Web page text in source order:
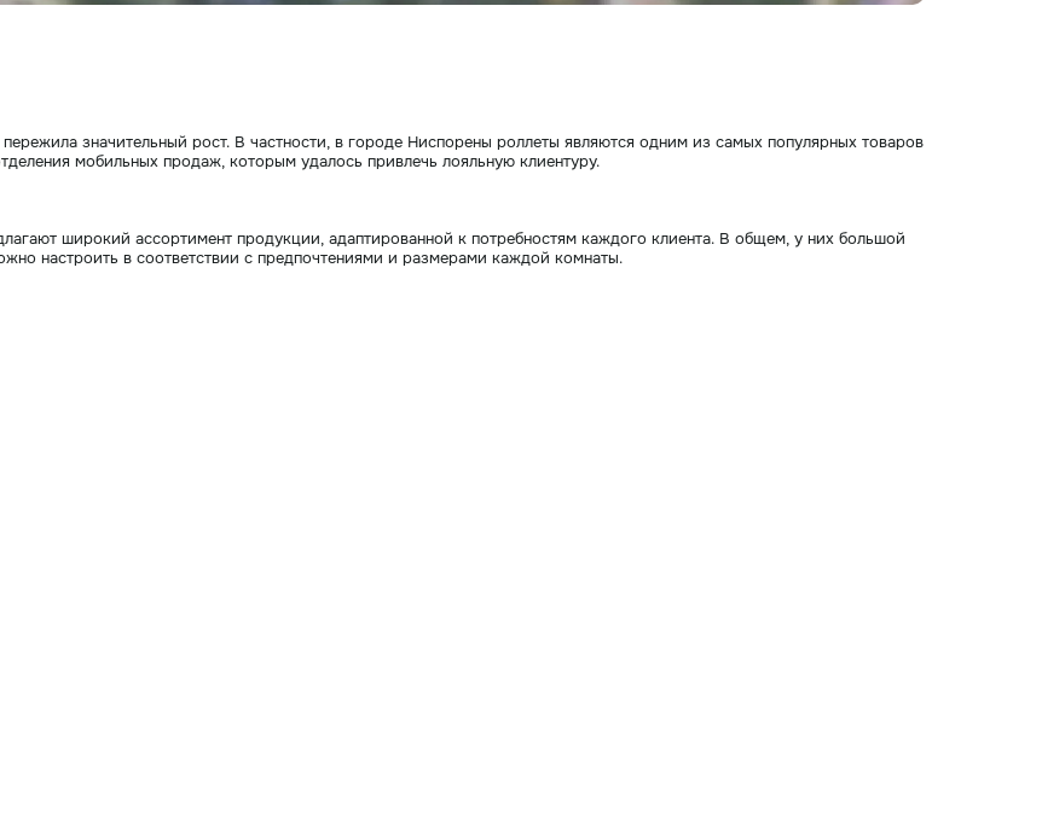
значительный рост. В частности, в городе Ниспорены роллеты являются одним из самых популярных товаров
мобильных продаж, которым удалось привлечь лояльную клиентуру.
широкий ассортимент продукции, адаптированной к потребностям каждого клиента. В общем, у них большой
настроить в соответствии с предпочтениями и размерами каждой комнаты.